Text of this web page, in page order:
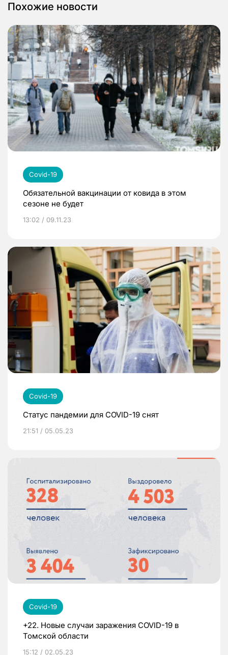
Похожие новости
Covid-19
Обязательной вакцинации от ковида в этом
сезоне не будет
13:02 / 09.11.23
Covid-19
Статус пандемии для COVID-19 снят
21:51 / 05.05.23
Covid-19
+22. Новые случаи заражения COVID-19 в
Томской области
15:12 / 02.05.23